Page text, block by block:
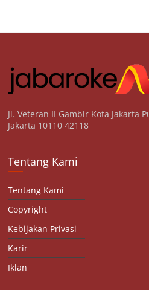
Jl. Veteran II Gambir Kota Jakarta
Jakarta 10110 42118
Tentang Kami
Tentang Kami
Copyright
Kebijakan Privasi
Karir
Iklan